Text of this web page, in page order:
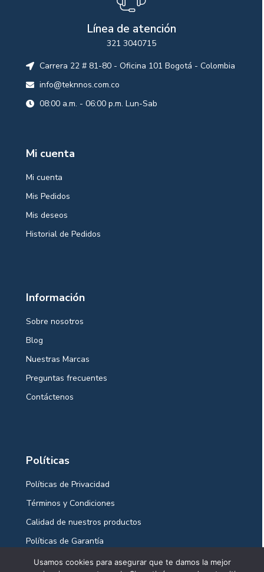
Línea de atención
321 3040715
Carrera 22 # 81-80 - Oficina 101 Bogotá - Colombia
info@teknnos.com.co
08:00 a.m. - 06:00 p.m. Lun-Sab
Mi cuenta
Mi cuenta
Mis Pedidos
Mis deseos
Historial de Pedidos
Información
Sobre nosotros
Blog
Nuestras Marcas
Preguntas frecuentes
Contáctenos
Políticas
Políticas de Privacidad
Términos y Condiciones
Calidad de nuestros productos
Políticas de Garantía
Políticas Ventas y Envíos
Usamos cookies para asegurar que te damos la mejor